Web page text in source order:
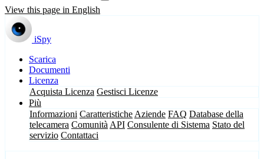
View this page in English
iSpy
Scarica
Documenti
Licenza
Acquista Licenza Gestisci Licenze
Più
Informazioni Caratteristiche Aziende FAQ Database della
telecamera Comunità API Consulente di Sistema Stato del
servizio Contattaci